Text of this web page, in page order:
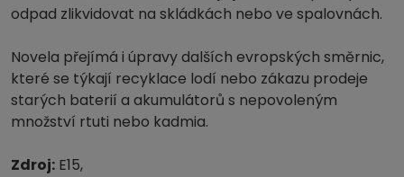
odpad zlikvidovat na skládkách nebo ve spalovnách.
Novela přejímá i úpravy dalších evropských směrnic,
které se týkají recyklace lodí nebo zákazu prodeje
starých baterií a akumulátorů s nepovoleným
množství rtuti nebo kadmia.
Zdroj: E15,